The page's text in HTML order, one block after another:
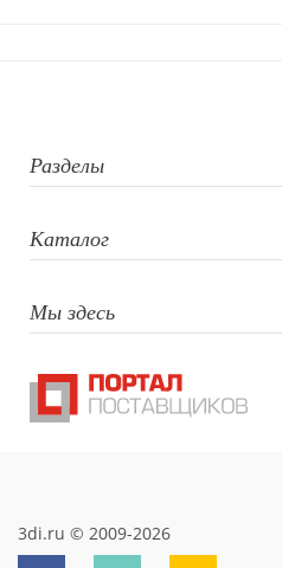
Разделы
Каталог
Мы здесь
3di.ru © 2009-2026